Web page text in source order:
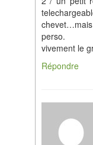
perso.
vivement le
Répondre